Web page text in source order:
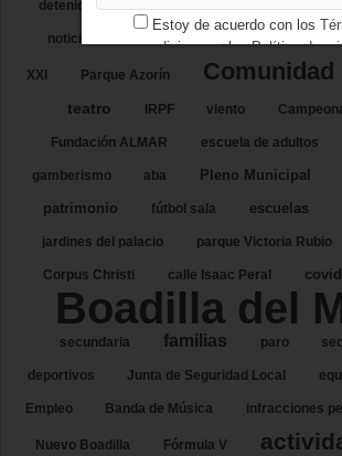
detenidos ciclismo Pozuelo
noticias 2013 en Consejería de Sanidad
XXI Parque Azorín Comunidad
teatro IRPF viento
Fundación ALMAR escuela de adultos
gamberismo aba Pleno Municipal
patrimonio fútbol sala escuelas
jardines del palacio parque Victoria Rubio
Corpus Christi calle Isaac Peral
Boadilla del
secundaria familias paro
deportivos Junta de Seguridad Local
Empleo Banda de Música infracciones
Nuevo Boadilla Fórmula V
Estoy de acuerdo con los
condicionesy losPolítica de